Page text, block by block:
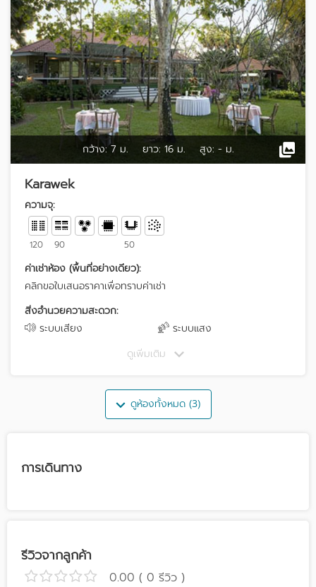
กว้าง: 7 ม. ยาว: 16 ม. สูง: - ม.
Karawek
ความจุ:
120 90 50
ค่าเช่าห้อง (พื้นที่อย่างเดียว):
คลิกขอใบเสนอราคาเพื่อทราบค่าเช่า
สิ่งอำนวยความสะดวก:
ระบบเสียง
ระบบแสง
ดูเพิ่มเติม
ดูห้องทั้งหมด (3)
การเดินทาง
รีวิวจากลูกค้า
0.00 ( 0 รีวิว )